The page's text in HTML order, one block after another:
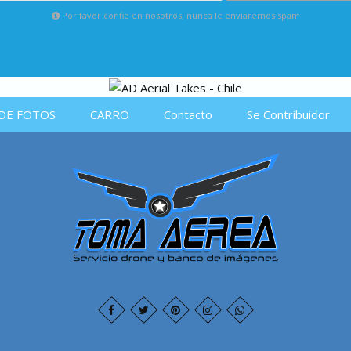
Por favor confie en nosotros, nunca le enviaremos spam
FOTOS CARRO Contacto Se Contribuidor